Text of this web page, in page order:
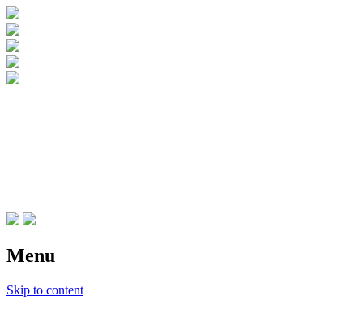
Menu
Skip to content